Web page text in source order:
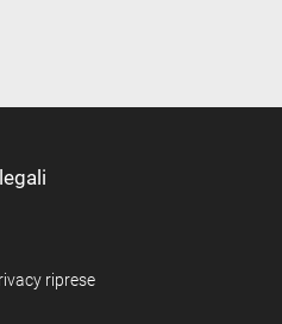
riprese